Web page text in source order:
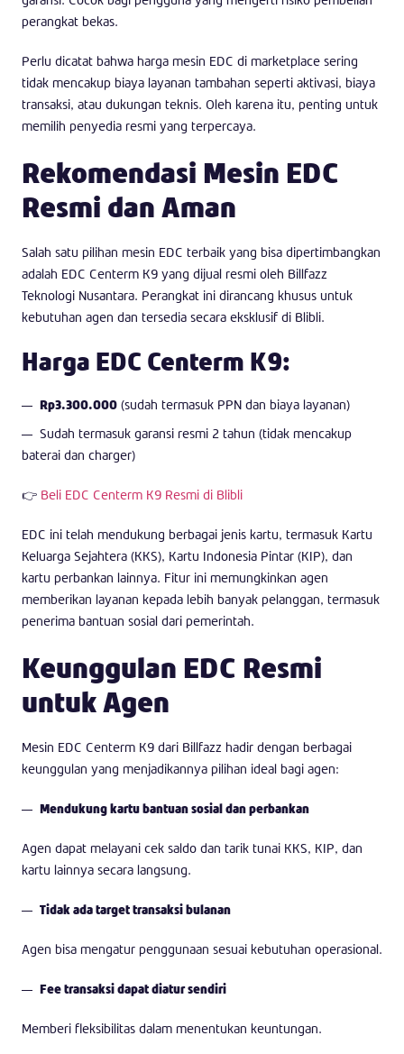
perangkat bekas.
Perlu dicatat bahwa harga mesin EDC di marketplace sering
tidak mencakup biaya layanan tambahan seperti aktivasi, biaya
transaksi, atau dukungan teknis. Oleh karena itu, penting untuk
memilih penyedia resmi yang terpercaya.
Rekomendasi Mesin EDC
Resmi dan Aman
Salah satu pilihan mesin EDC terbaik yang bisa dipertimbangkan
adalah EDC Centerm K9 yang dijual resmi oleh Billfazz
Teknologi Nusantara. Perangkat ini dirancang khusus untuk
kebutuhan agen dan tersedia secara eksklusif di Blibli.
Harga EDC Centerm K9:
Rp3.300.000 (sudah termasuk PPN dan biaya layanan)
Sudah termasuk garansi resmi 2 tahun (tidak mencakup
baterai dan charger)
👉 Beli EDC Centerm K9 Resmi di Blibli
EDC ini telah mendukung berbagai jenis kartu, termasuk Kartu
Keluarga Sejahtera (KKS), Kartu Indonesia Pintar (KIP), dan
kartu perbankan lainnya. Fitur ini memungkinkan agen
memberikan layanan kepada lebih banyak pelanggan, termasuk
penerima bantuan sosial dari pemerintah.
Keunggulan EDC Resmi
untuk Agen
Mesin EDC Centerm K9 dari Billfazz hadir dengan berbagai
keunggulan yang menjadikannya pilihan ideal bagi agen:
Mendukung kartu bantuan sosial dan perbankan
Agen dapat melayani cek saldo dan tarik tunai KKS, KIP, dan
kartu lainnya secara langsung.
Tidak ada target transaksi bulanan
Agen bisa mengatur penggunaan sesuai kebutuhan operasional.
Fee transaksi dapat diatur sendiri
Memberi fleksibilitas dalam menentukan keuntungan.